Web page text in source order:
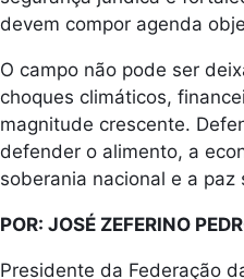
devem compor agenda
O campo não pode ser
choques climáticos,
magnitude crescente.
defender o alimento, a
soberania nacional e a paz
POR: JOSÉ ZEFERINO
Presidente da Federação